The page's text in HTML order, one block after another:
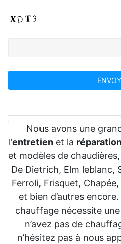
Nous avons une
l’entretienet la
et modèles de
De Dietrich, Elm leblanc,
Ferroli, Frisquet,
et bien d’autres
chauffage nécessite
n’avez pas de
n’hésitez pas à nous